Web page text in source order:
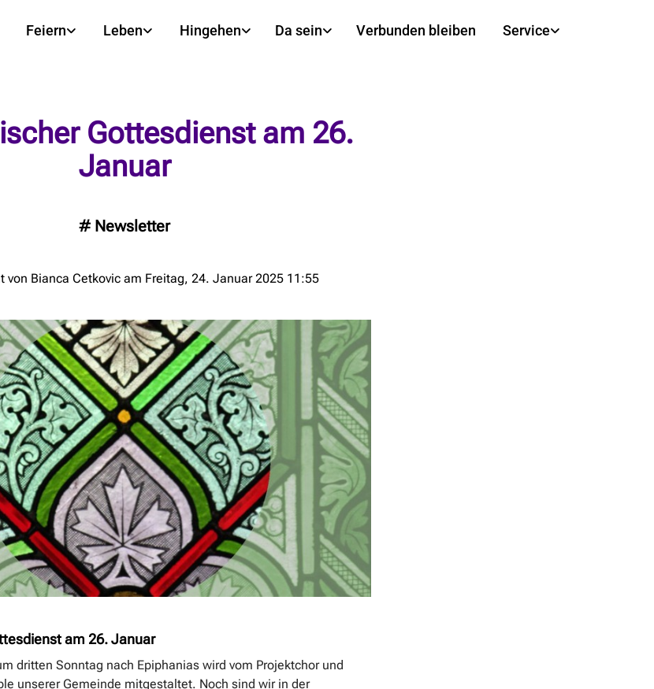
Feiern Leben Hingehen Da sein Verbunden bleiben Service
Gottesdienst am 26.
Januar
# Newsletter
von Bianca Cetkovic am Freitag, 24. Januar 2025 11:55
am 26. Januar
dritten Sonntag nach Epiphanias wird vom Projektchor und
unserer Gemeinde mitgestaltet. Noch sind wir in der